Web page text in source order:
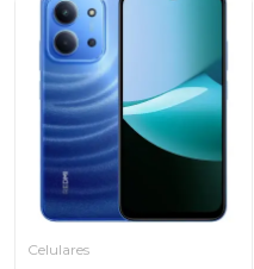
Celulares